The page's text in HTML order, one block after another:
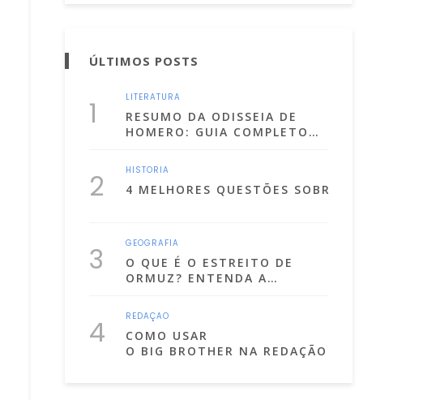
ÚLTIMOS POSTS
1 LITERATURA
RESUMO DA ODISSEIA DE
HOMERO: GUIA COMPLETO
GREGO
2 HISTÓRIA
4 MELHORES QUESTÕES SOBRE OS ATOS
3 GEOGRAFIA
O QUE É O ESTREITO DE
ORMUZ? ENTENDA A
POR ONDE PASSA A MAIOR
PARTE DO PETRÓLEO DO
MUNDO
4 REDAÇÃO
COMO USAR
O BIG BROTHER NA REDAÇÃO DO ENEM?